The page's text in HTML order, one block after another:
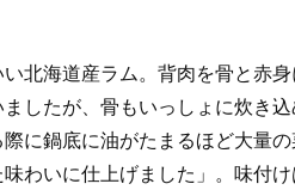
北海道産ラム。背肉を骨と赤
したが、骨もいっしょに炊き
に鍋底に油がたまるほど大量
わいに仕上げました」。味付け